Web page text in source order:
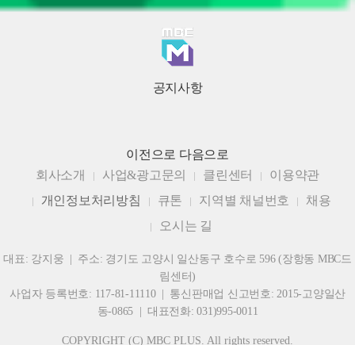
공지사항
이전으로 다음으로
회사소개
사업&광고문의 클린센터
이용약관
개인정보처리방침
큐톤 지역별 채널번호
채용
오시는 길
대표: 강지웅 | 주소: 경기도 고양시 일산동구 호수로 596 (장항동 MBC드
림센터)
사업자 등록번호: 117-81-11110 | 통신판매업 신고번호: 2015-고양일산
동-0865 | 대표전화: 031)995-0011
COPYRIGHT (C) MBC PLUS. All rights reserved.